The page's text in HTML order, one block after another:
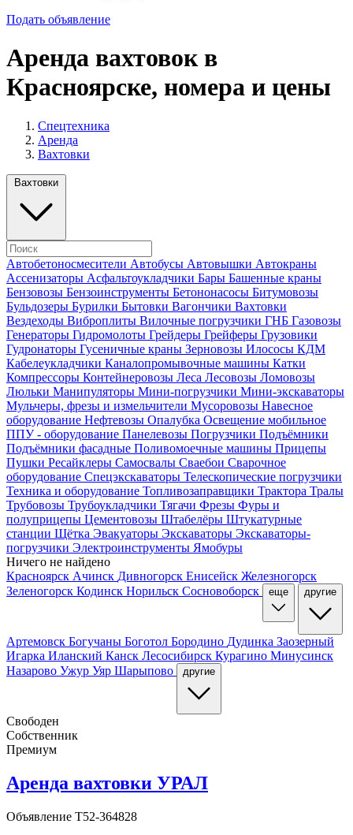
Подать объявление
Аренда вахтовок в
Красноярске, номера и цены
Спецтехника
Аренда
Вахтовки
Вахтовки
Автобетоносмесители Автобусы Автовышки Автокраны
Ассенизаторы Асфальтоукладчики Бары Башенные краны
Бензовозы Бензоинструменты Бетононасосы Битумовозы
Бульдозеры Бурилки Бытовки Вагончики Вахтовки
Вездеходы Виброплиты Вилочные погрузчики ГНБ Газовозы
Генераторы Гидромолоты Грейдеры Грейферы Грузовики
Гудронаторы Гусеничные краны Зерновозы Илососы КДМ
Кабелеукладчики Каналопромывочные машины Катки
Компрессоры Контейнеровозы Леса Лесовозы Ломовозы
Люльки Манипуляторы Мини-погрузчики Мини-экскаваторы
Мульчеры, фрезы и измельчители Мусоровозы Навесное
оборудование Нефтевозы Опалубка Освещение мобильное
ППУ - оборудование Панелевозы Погрузчики Подъёмники
Подъёмники фасадные Поливомоечные машины Прицепы
Пушки Ресайклеры Самосвалы Сваебои Сварочное
оборудование Спецэкскаваторы Телескопические погрузчики
Техника и оборудование Топливозаправщики Трактора Тралы
Трубовозы Трубоукладчики Тягачи Фрезы Фуры и
полуприцепы Цементовозы Штабелёры Штукатурные
станции Щётка Эвакуаторы Экскаваторы Экскаваторы-
погрузчики Электроинструменты Ямобуры
Ничего не найдено
Красноярск Ачинск Дивногорск Енисейск Железногорск
Зеленогорск Кодинск Норильск Сосновоборск еще другие
Артемовск Богучаны Боготол Бородино Дудинка Заозерный
Игарка Иланский Канск Лесосибирск Курагино Минусинск
Назарово Ужур Уяр Шарыпово другие
Свободен
Собственник
Премиум
Аренда вахтовки УРАЛ
Объявление T52-364828